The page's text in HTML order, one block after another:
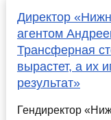
Директор
агентом
Трансферная
вырастет, а их
результат»
Гендиректор